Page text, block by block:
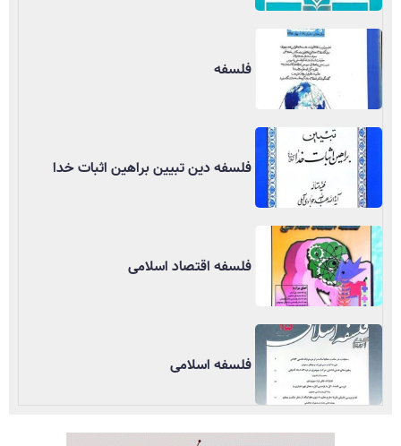
فلسفه
فلسفه دین تبیین براهین اثبات خدا
فلسفه اقتصاد اسلامی
فلسفه اسلامی